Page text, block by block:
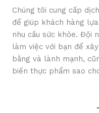
Chúng tôi cung cấp
để giúp khách hàng
nhu cầu sức khỏe. Đội
làm việc với bạn để
bằng và lành mạnh,
biến thực phẩm sao